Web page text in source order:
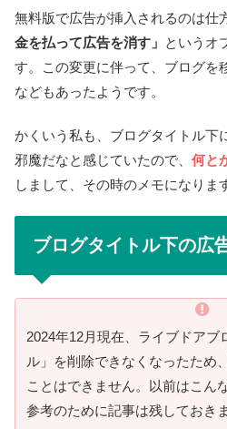
無料版で広告が挿入されるのは仕
金を払って広告を消す」 というオ
す。この変更に伴って、ブログを
などもあったようです。
かくいう私も、ブログタイトル下
邪魔だなと感じていたので、 何と
しまして、その時のメモになりま
ブログタイトル下の広
2024年12月現在、ライブドアブ
ル」を削除できなくなったため
ことはできません。以前はこん
参考のために記事は残しておきま